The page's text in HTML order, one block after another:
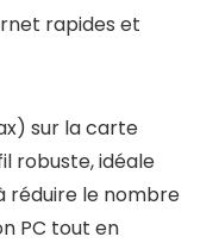
rapides et
sur la carte
robuste, idéale
réduire le nombre
PC tout en